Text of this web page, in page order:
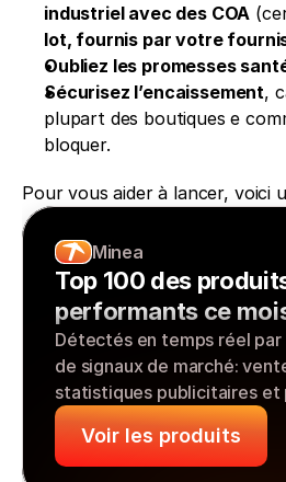
industriel avec des COA
lot, fournis par votre
Oubliez les promesses
Sécurisez l’encaissement,
plupart des boutiques e
bloquer.
Pour vous aider à lancer, voici
Minea
Top 100 des
performants ce
Détectés en temps réel
de signaux de marché:
statistiques publicitaires et
Voir les produits